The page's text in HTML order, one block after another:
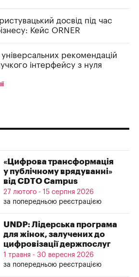
досвід під час
Кейс ORNER
рекомендацій
інтерфейсу з нуля
«Цифрова трансформація
у публічному врядуванні»
від CDTO Campus
27 лютого - 15 серпня 2026
за попередньою реєстрацією
UNDP: Лідерська програма
для жінок, залучених до
цифровізації держпослуг
1 травня - 30 вересня 2026
за попередньою реєстрацією